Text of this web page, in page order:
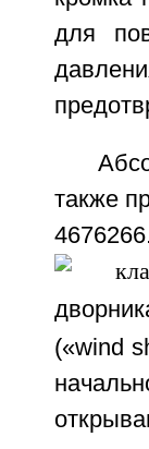
для
также
(«wind